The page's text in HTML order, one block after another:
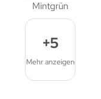
+5
Mehr anzeigen